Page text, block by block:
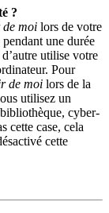
?
de moi lors de votre
une durée
utilise votre
Pour
de moi lors de la
utilisez un
cyber-
cette case, cela
cette